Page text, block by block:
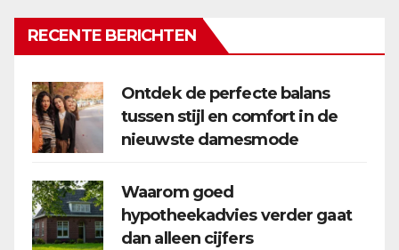
RECENTE BERICHTEN
Ontdek de perfecte balans
tussen stijl en comfort in de
nieuwste damesmode
Waarom goed
hypotheekadvies verder gaat
dan alleen cijfers